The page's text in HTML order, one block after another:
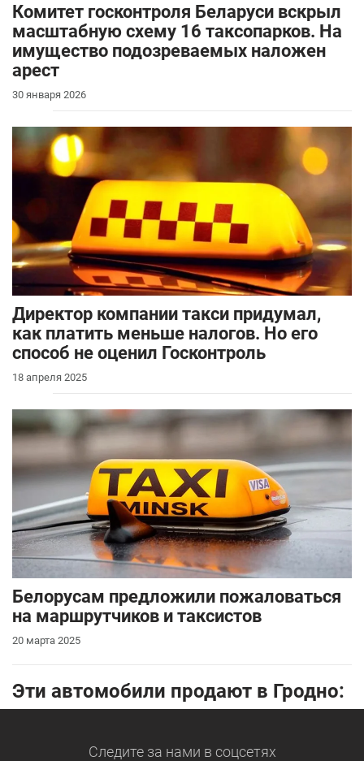
Комитет госконтроля Беларуси вскрыл
масштабную схему 16 таксопарков. На
имущество подозреваемых наложен
арест
30 января 2026
Директор компании такси придумал,
как платить меньше налогов. Но его
способ не оценил Госконтроль
18 апреля 2025
Белорусам предложили пожаловаться
на маршрутчиков и таксистов
20 марта 2025
Эти автомобили продают в Гродно:
Следите за нами в соцсетях